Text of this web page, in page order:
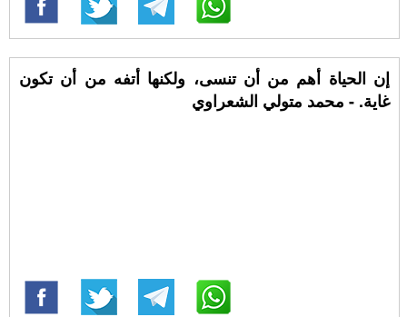
إن الحياة أهم من أن تنسى، ولكنها أتفه من أن تكون
غاية. - محمد متولي الشعراوي